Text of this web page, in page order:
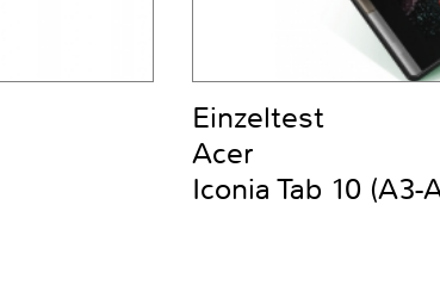
Einzeltest
Acer
Iconia Tab 10 (A3-